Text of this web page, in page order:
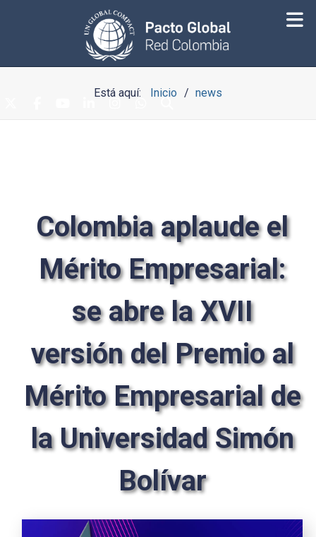
Está aquí: Inicio news
Colombia aplaude el
Mérito Empresarial:
se abre la XVII
versión del Premio al
Mérito Empresarial de
la Universidad Simón
Bolívar